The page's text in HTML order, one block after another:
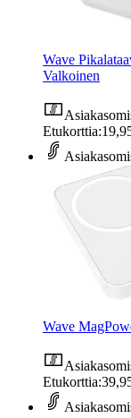
Wave
Valkoinen
Etukorttia:
Wave
Etukorttia: